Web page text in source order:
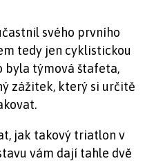
svého prvního
tedy jen cyklistickou
byla týmová štafeta,
zážitek, který si určitě
jak takový triatlon v
vám dají tahle dvě